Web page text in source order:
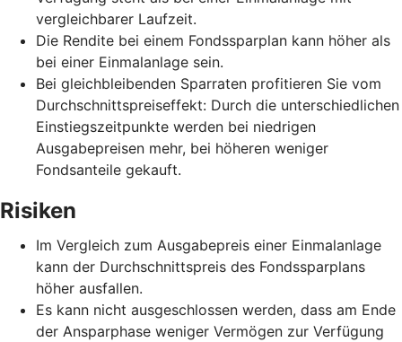
vergleichbarer Laufzeit.
Die Rendite bei einem Fondssparplan kann höher als
bei einer Einmalanlage sein.
Bei gleichbleibenden Sparraten profitieren Sie vom
Durchschnittspreiseffekt: Durch die unterschiedlichen
Einstiegszeitpunkte werden bei niedrigen
Ausgabepreisen mehr, bei höheren weniger
Fondsanteile gekauft.
Risiken
Im Vergleich zum Ausgabepreis einer Einmalanlage
kann der Durchschnittspreis des Fondssparplans
höher ausfallen.
Es kann nicht ausgeschlossen werden, dass am Ende
der Ansparphase weniger Vermögen zur Verfügung